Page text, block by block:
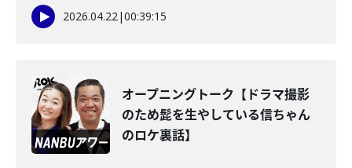
2026.04.22|00:39:15
オープニングトーク【ドラマ撮影
のため髭を生やしている信ちゃん
のロケ裏話】